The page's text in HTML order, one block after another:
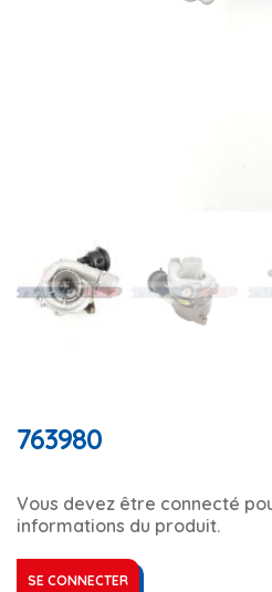
763980
Vous devez être connecté
informations du produit.
SE CONNECTER